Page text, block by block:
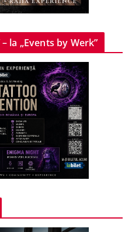
la „Events by Werk”